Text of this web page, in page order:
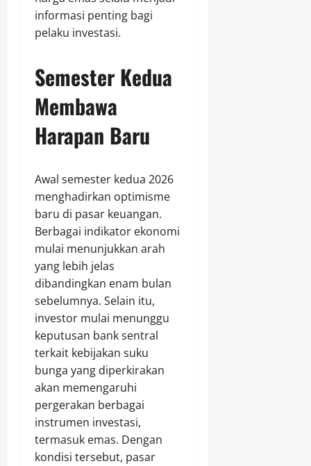
informasi penting bagi
pelaku investasi.
Semester Kedua
Membawa
Harapan Baru
Awal semester kedua 2026
menghadirkan optimisme
baru di pasar keuangan.
Berbagai indikator ekonomi
mulai menunjukkan arah
yang lebih jelas
dibandingkan enam bulan
sebelumnya. Selain itu,
investor mulai menunggu
keputusan bank sentral
terkait kebijakan suku
bunga yang diperkirakan
akan memengaruhi
pergerakan berbagai
instrumen investasi,
termasuk emas. Dengan
kondisi tersebut, pasar